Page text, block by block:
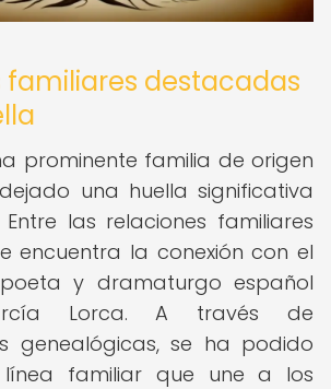
familiares destacadas
prominente familia de origen
una huella significativa
las relaciones familiares
encuentra la conexión con el
y dramaturgo español
Lorca. A través de
genealógicas, se ha podido
familiar que une a los